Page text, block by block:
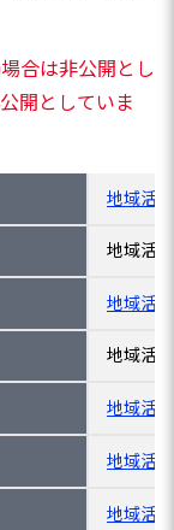
合は非公開とし
開としていま
地域活
地域活
地域活
地域活
地域活
地域活
地域活